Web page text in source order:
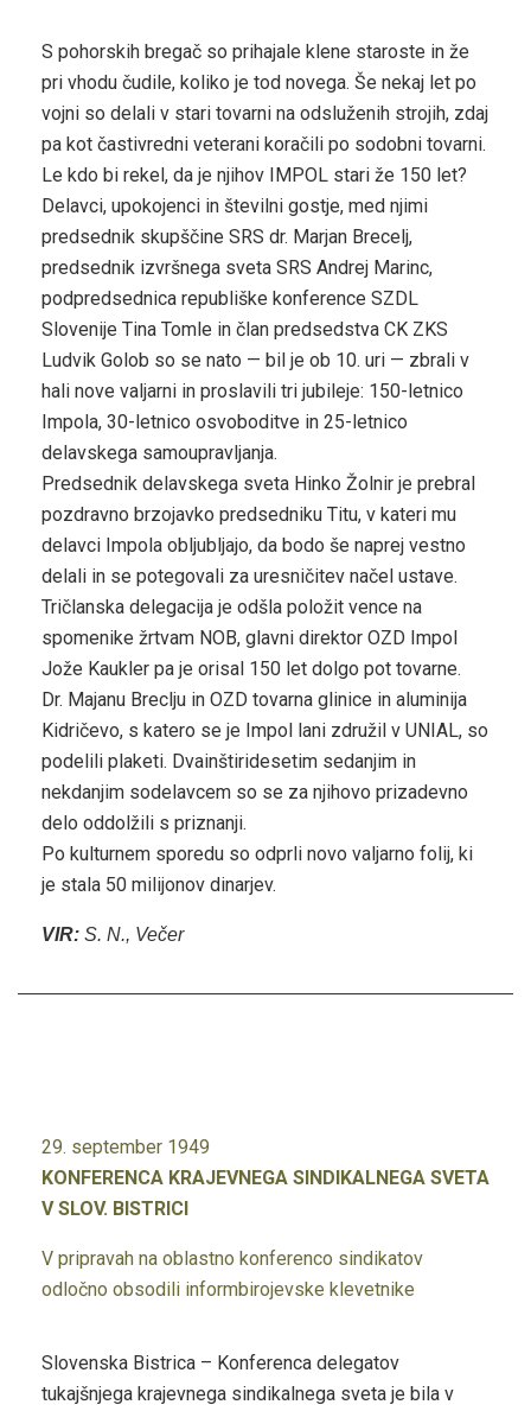
S pohorskih bregač so prihajale klene staroste in že
pri vhodu čudile, koliko je tod novega. Še nekaj let po
vojni so delali v stari tovarni na odsluženih strojih, zdaj
pa kot častivredni veterani koračili po sodobni tovarni.
Le kdo bi rekel, da je njihov IMPOL stari že 150 let?
Delavci, upokojenci in številni gostje, med njimi
predsednik skupščine SRS dr. Marjan Brecelj,
predsednik izvršnega sveta SRS Andrej Marinc,
podpredsednica republiške konference SZDL
Slovenije Tina Tomle in član predsedstva CK ZKS
Ludvik Golob so se nato — bil je ob 10. uri — zbrali v
hali nove valjarni in proslavili tri jubileje: 150-letnico
Impola, 30-letnico osvoboditve in 25-letnico
delavskega samoupravljanja.
Predsednik delavskega sveta Hinko Žolnir je prebral
pozdravno brzojavko predsedniku Titu, v kateri mu
delavci Impola obljubljajo, da bodo še naprej vestno
delali in se potegovali za uresničitev načel ustave.
Tričlanska delegacija je odšla položit vence na
spomenike žrtvam NOB, glavni direktor OZD Impol
Jože Kaukler pa je orisal 150 let dolgo pot tovarne.
Dr. Majanu Breclju in OZD tovarna glinice in aluminija
Kidričevo, s katero se je Impol lani združil v UNIAL, so
podelili plaketi. Dvainštiridesetim sedanjim in
nekdanjim sodelavcem so se za njihovo prizadevno
delo oddolžili s priznanji.
Po kulturnem sporedu so odprli novo valjarno folij, ki
je stala 50 milijonov dinarjev.
VIR: S. N., Večer
29. september 1949
KONFERENCA KRAJEVNEGA SINDIKALNEGA SVETA
V SLOV. BISTRICI
V pripravah na oblastno konferenco sindikatov
odločno obsodili informbirojevske klevetnike
Slovenska Bistrica – Konferenca delegatov
tukajšnjega krajevnega sindikalnega sveta je bila v